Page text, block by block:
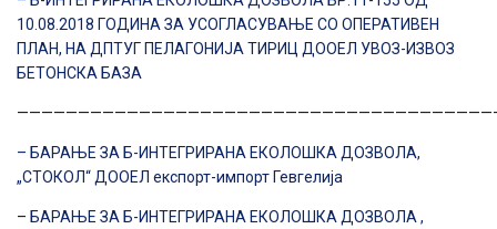
10.08.2018 ГОДИНА ЗА УСОГЛАСУВАЊЕ СО ОПЕРАТИВЕН
ПЛАН, НА ДПТУГ ПЕЛАГОНИЈА ТИРИЦ ДООЕЛ УВОЗ-ИЗВОЗ
БЕТОНСКА БАЗА
– БАРАЊЕ ЗА Б-ИНТЕГРИРАНА ЕКОЛОШКА ДОЗВОЛА,
„СТОКОЛ“ ДООЕЛ експорт-импорт Гевгелија
– БАРАЊЕ ЗА Б-ИНТЕГРИРАНА ЕКОЛОШКА ДОЗВОЛА ,